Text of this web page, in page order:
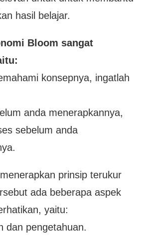
hasil belajar.
Bloom sangat
konsepnya, ingatlah
anda menerapkannya,
sebelum anda
prinsip terukur
ada beberapa aspek
yaitu:
dan pengetahuan.